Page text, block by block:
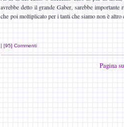
avrebbe detto il grande Gaber, sarebbe
che poi moltiplicato per i tanti che siamo non è
| [95] Commenti
Pagina